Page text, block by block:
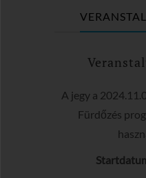
A jegy a
Fürdőzés